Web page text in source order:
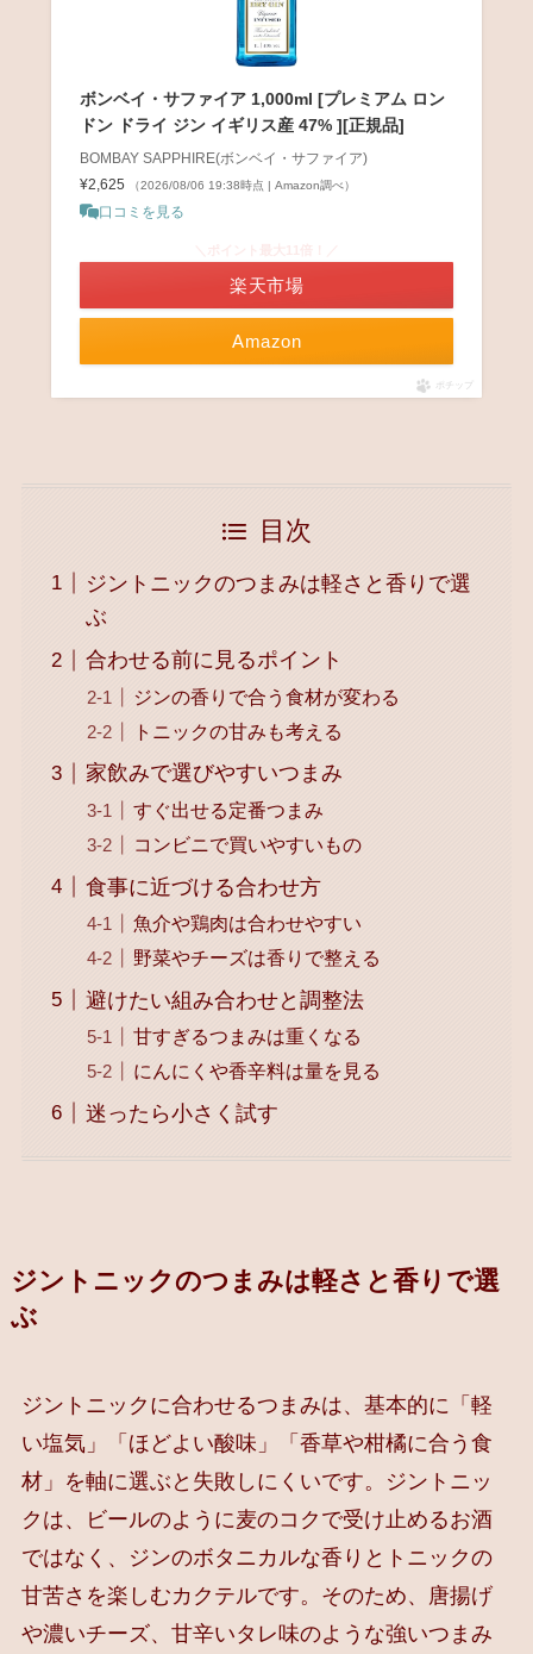
ボンベイ・サファイア 1,000ml [プレミアム ロン
ドン ドライ ジン イギリス産 47% ][正規品]
BOMBAY SAPPHIRE(ボンベイ・サファイア)
¥2,625
（2026/08/06 19:38時点 | Amazon調べ）
口コミを見る
Amazon
楽天市場
ポチップ
目次
ジントニックのつまみは軽さと香りで選
ぶ
合わせる前に見るポイント
ジンの香りで合う食材が変わる
トニックの甘みも考える
家飲みで選びやすいつまみ
すぐ出せる定番つまみ
コンビニで買いやすいもの
食事に近づける合わせ方
魚介や鶏肉は合わせやすい
野菜やチーズは香りで整える
避けたい組み合わせと調整法
甘すぎるつまみは重くなる
にんにくや香辛料は量を見る
迷ったら小さく試す
ジントニックのつまみは軽さと香りで選
ぶ
ジントニックに合わせるつまみは、基本的に「軽
い塩気」「ほどよい酸味」「香草や柑橘に合う食
材」を軸に選ぶと失敗しにくいです。ジントニッ
クは、ビールのように麦のコクで受け止めるお酒
ではなく、ジンのボタニカルな香りとトニックの
甘苦さを楽しむカクテルです。そのため、唐揚げ
や濃いチーズ、甘辛いタレ味のような強いつまみ